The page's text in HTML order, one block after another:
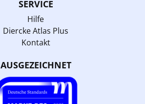
SERVICE
Hilfe
Diercke Atlas Plus
Kontakt
AUSGEZEICHNET